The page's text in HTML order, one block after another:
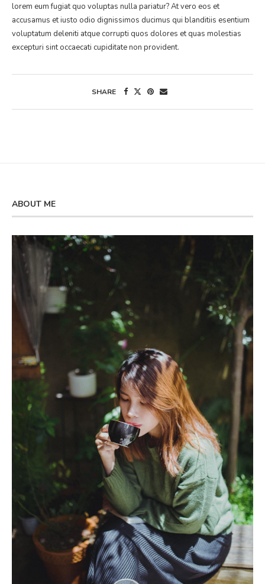
lorem eum fugiat quo voluptas nulla pariatur? At vero eos et
accusamus et iusto odio dignissimos ducimus qui blanditiis esentium
voluptatum deleniti atque corrupti quos dolores et quas molestias
excepturi sint occaecati cupiditate non provident.
SHARE
ABOUT ME